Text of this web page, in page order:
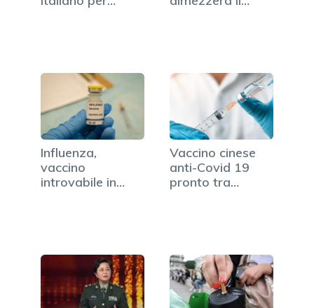
Influenza,
vaccino
introvabile in
Vaccino cinese
anti-Covid 19
pronto tra